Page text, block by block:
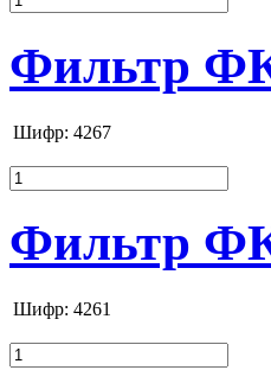
Фильтр
Шифр: 4267
Фильтр
Шифр: 4261